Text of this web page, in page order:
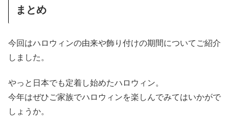
まとめ
今回はハロウィンの由来や飾り付けの期間についてご紹介
しました。
やっと日本でも定着し始めたハロウィン。
今年はぜひご家族でハロウィンを楽しんでみてはいかがで
しょうか。